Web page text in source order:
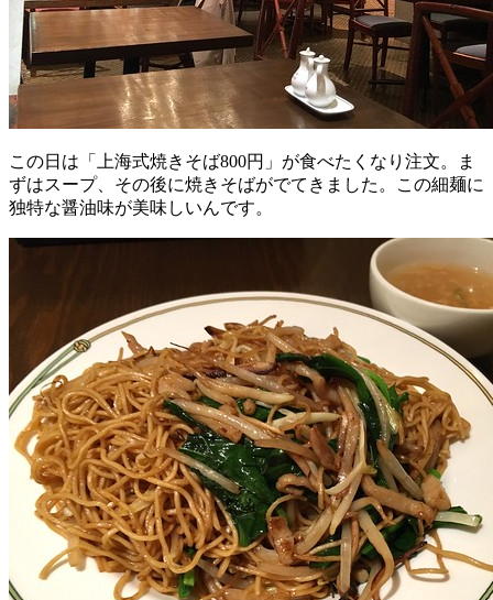
この日は「上海式焼きそば800円」が食べたくなり注文。ま
ずはスープ、その後に焼きそばがでてきました。この細麺に
独特な醤油味が美味しいんです。